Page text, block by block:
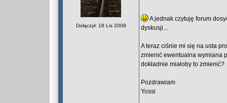
Dołączył: 18 Lis 2008
A jednak czytuję forum
dyskusji...
A teraz ciśnie mi się na usta
zmienić ewentualna wymiana
dokładnie miałoby to zmienić?
Pozdrawiam
Yossi